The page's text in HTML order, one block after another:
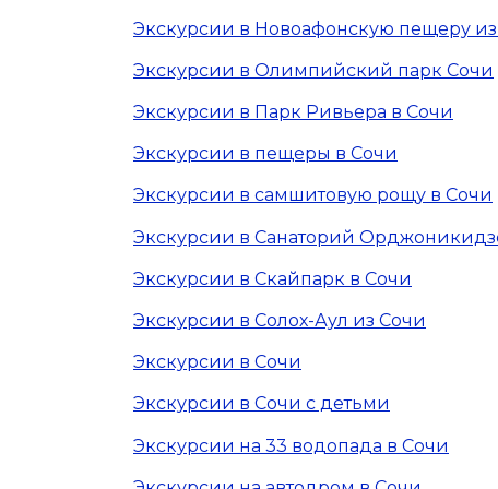
Экскурсии в Новоафонскую пещеру
Экскурсии в Олимпийский парк Сочи
Экскурсии в Парк Ривьера в Сочи
Экскурсии в пещеры в Сочи
Экскурсии в самшитовую рощу в Сочи
Экскурсии в Санаторий
Экскурсии в Скайпарк в Сочи
Экскурсии в Солох-Аул из Сочи
Экскурсии в Сочи
Экскурсии в Сочи с детьми
Экскурсии на 33 водопада в Сочи